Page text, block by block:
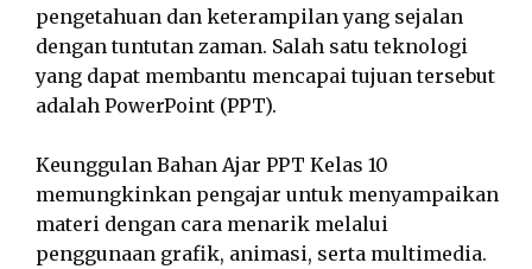
pengetahuan dan keterampilan yang sejalan
dengan tuntutan zaman. Salah satu teknologi
yang dapat membantu mencapai tujuan tersebut
adalah PowerPoint (PPT).
Keunggulan Bahan Ajar PPT Kelas 10
memungkinkan pengajar untuk menyampaikan
materi dengan cara menarik melalui
penggunaan grafik, animasi, serta multimedia.